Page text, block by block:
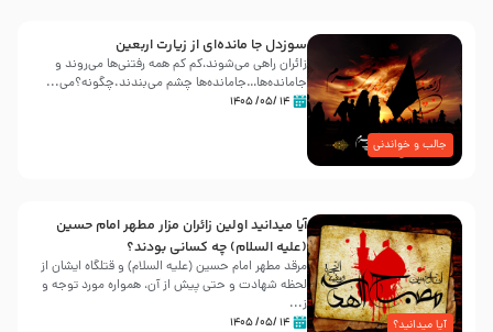
جالب و خواندنی
سوزدل جا مانده‌ای از زیارت اربعین
زائران راهی می‌شوند،کم‌ کم همه رفتنی‌ها می‌روند و
جامانده‌ها…جامانده‌ها چشم می‌بندند.چگونه؟می‌...
۱۴ /۰۵/ ۱۴۰۵
آیا میدانید؟
آیا میدانید اولین زائران مزار مطهر امام حسین
(علیه السلام) چه کسانی بودند؟
مرقد مطهر امام حسین (علیه السلام) و قتلگاه ایشان از
لحظه شهادت و حتی پیش از آن، همواره مورد توجه و
ز...
۱۴ /۰۵/ ۱۴۰۵